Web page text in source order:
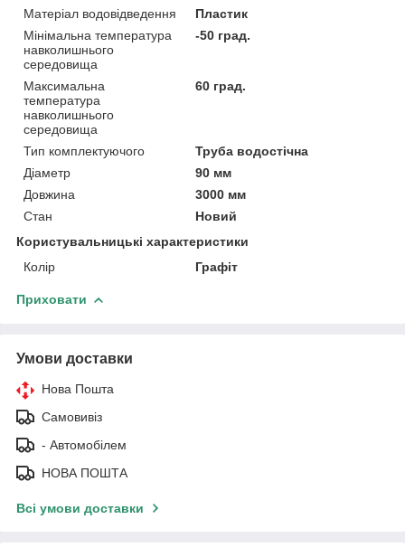
Матеріал водовідведення
Пластик
Мінімальна температура
навколишнього
середовища
-50 град.
Максимальна
температура
навколишнього
середовища
60 град.
Тип комплектуючого
Труба водостічна
Діаметр
90 мм
Довжина
3000 мм
Стан
Новий
Користувальницькі характеристики
Колір
Графіт
Приховати
Умови доставки
Нова Пошта
Самовивіз
- Автомобілем
НОВА ПОШТА
Всі умови доставки